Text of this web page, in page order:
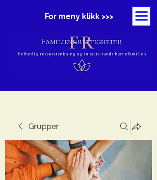
For meny klikk >>>
Grupper